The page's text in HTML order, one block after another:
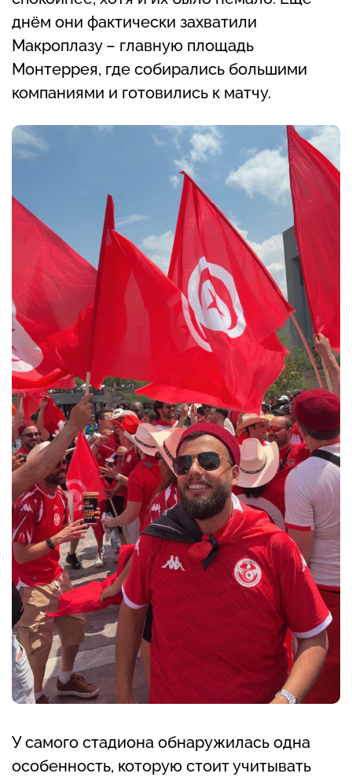
днём они фактически захватили
Макроплазу – главную площадь
Монтеррея, где собирались большими
компаниями и готовились к матчу.
У самого стадиона обнаружилась одна
особенность, которую стоит учитывать